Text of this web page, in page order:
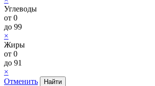
Углеводы
от 0
до 99
×
Жиры
от 0
до 91
×
Отменить